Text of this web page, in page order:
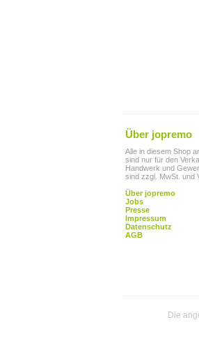
Über jopremo
Alle in diesem Shop
sind nur für den
Handwerk und
sind zzgl. MwSt. und
Über jopremo
Jobs
Presse
Impressum
Datenschutz
AGB
Die